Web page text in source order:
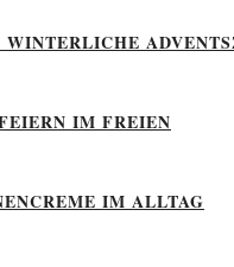
WINTERLICHE
IM FREIEN
IM ALLTAG